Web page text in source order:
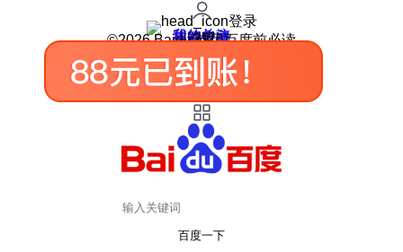
登录
我的关注
我的收藏
皮肤中心
用户反馈
设置
©2026 Baidu 使用百度前必读
百度一下